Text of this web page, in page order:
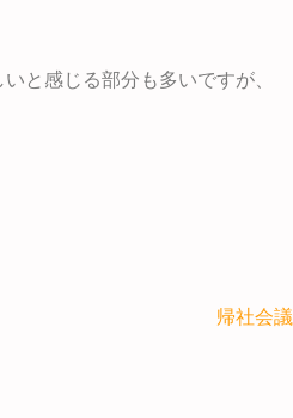
と感じる部分も多いですが、
帰社会